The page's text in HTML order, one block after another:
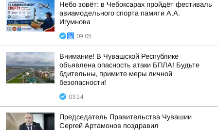
Небо зовёт: в Чебоксарах пройдёт фестиваль
авиамодельного спорта памяти А.А.
Игумнова
09:05
Внимание! В Чувашской Республике
объявлена опасность атаки БПЛА! Будьте
бдительны, примите меры личной
безопасности!
03:24
Председатель Правительства Чувашии
Сергей Артамонов поздравил